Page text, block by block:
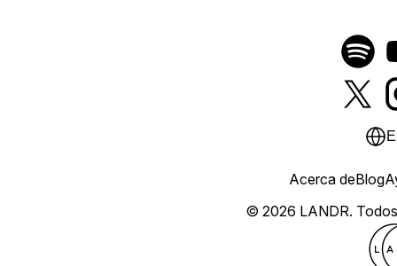
© 2026 LANDR.
Acerca deBlog